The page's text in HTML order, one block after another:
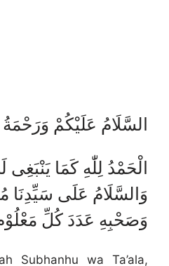
السَّلَامُ عَلَيْكُمْ وَرَحْمَةُ
الْحَمْدُ لِلّٰهِ كَمَا يَنْبَغِى
وَالسَّلَامُ عَلَى سَيِّدِنَا
وَصَحْبِهِ عَدَدَ كُلِّ مَعْلُوْمٍ
Subhanhu wa Ta’ala,